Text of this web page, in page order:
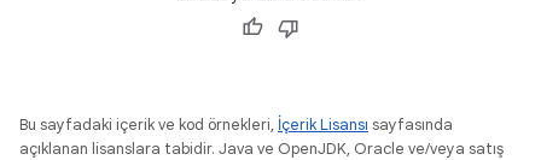
Bu sayfadaki içerik ve kod örnekleri, İçerik Lisansı sayfasında
açıklanan lisanslara tabidir. Java ve OpenJDK, Oracle ve/veya satış